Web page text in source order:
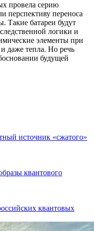
провела серию
перспективу переноса
Такие батареи будут
логики и
элементы при
даже тепла. Но речь
будущей
источник «сжатого»
квантового
квантовых